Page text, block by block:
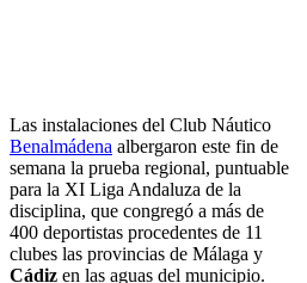
Las instalaciones del Club Náutico
Benalmádena albergaron este fin de
semana la prueba regional, puntuable
para la XI Liga Andaluza de la
disciplina, que congregó a más de
400 deportistas procedentes de 11
clubes las provincias de Málaga y
Cádiz en las aguas del municipio.